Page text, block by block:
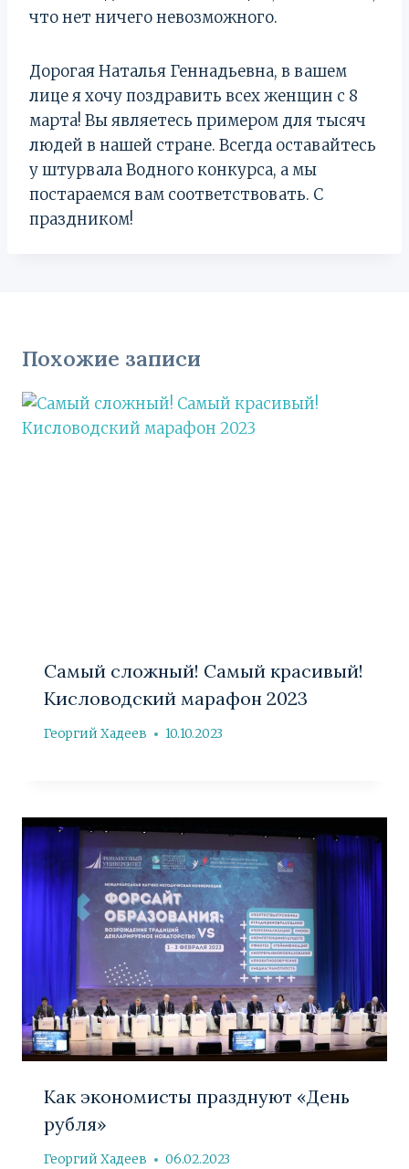
что нет ничего невозможного.
Дорогая Наталья Геннадьевна, в вашем
лице я хочу поздравить всех женщин с 8
марта! Вы являетесь примером для тысяч
людей в нашей стране. Всегда оставайтесь
у штурвала Водного конкурса, а мы
постараемся вам соответствовать. С
праздником!
Похожие записи
Самый сложный! Самый красивый!
Кисловодский марафон 2023
Георгий Хадеев 10.10.2023
Как экономисты празднуют «День
рубля»
Георгий Хадеев 06.02.2023